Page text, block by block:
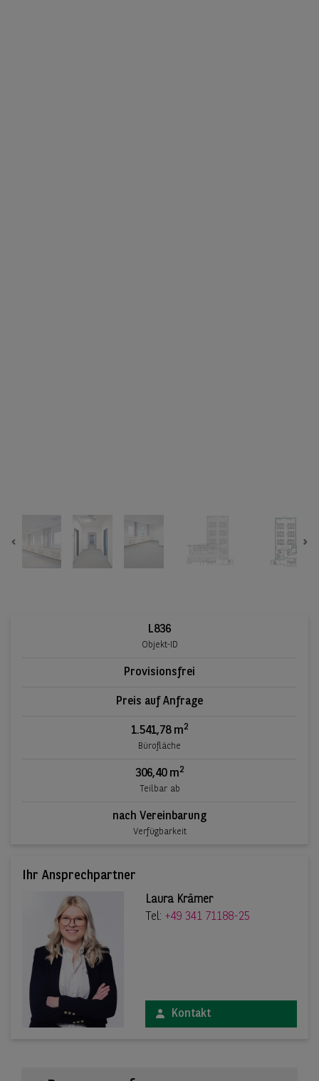
Previous
L836
Objekt-ID
Provisionsfrei
Preis auf Anfrage
1.541,78 m2
Bürofläche
306,40 m2
Teilbar ab
nach Vereinbarung
Verfügbarkeit
Ihr Ansprechpartner
Laura Krämer
Tel: +49 341 71188-25
Kontakt